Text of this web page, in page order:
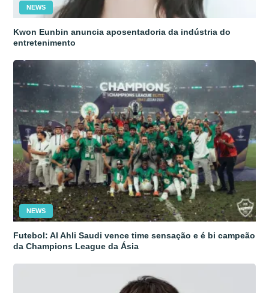
NEWS
Kwon Eunbin anuncia aposentadoria da indústria do
entretenimento
NEWS
Futebol: Al Ahli Saudi vence time sensação e é bi campeão
da Champions League da Ásia